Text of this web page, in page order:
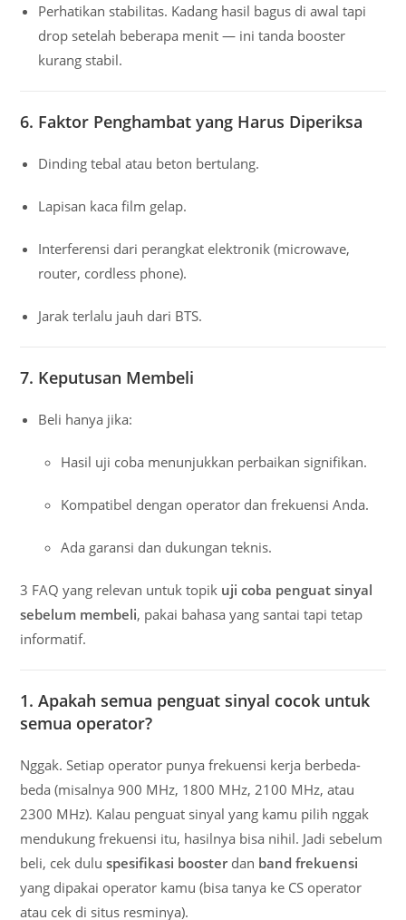
Perhatikan stabilitas. Kadang hasil bagus di awal tapi
drop setelah beberapa menit — ini tanda booster
kurang stabil.
6. Faktor Penghambat yang Harus Diperiksa
Dinding tebal atau beton bertulang.
Lapisan kaca film gelap.
Interferensi dari perangkat elektronik (microwave,
router, cordless phone).
Jarak terlalu jauh dari BTS.
7. Keputusan Membeli
Beli hanya jika:
Hasil uji coba menunjukkan perbaikan signifikan.
Kompatibel dengan operator dan frekuensi Anda.
Ada garansi dan dukungan teknis.
3 FAQ yang relevan untuk topik uji coba penguat sinyal
sebelum membeli, pakai bahasa yang santai tapi tetap
informatif.
1. Apakah semua penguat sinyal cocok untuk
semua operator?
Nggak. Setiap operator punya frekuensi kerja berbeda-
beda (misalnya 900 MHz, 1800 MHz, 2100 MHz, atau
2300 MHz). Kalau penguat sinyal yang kamu pilih nggak
mendukung frekuensi itu, hasilnya bisa nihil. Jadi sebelum
beli, cek duluspesifikasi boosterdan band frekuensi
yang dipakai operator kamu (bisa tanya ke CS operator
atau cek di situs resminya).